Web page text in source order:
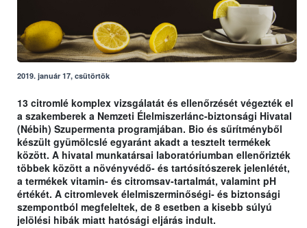
2019. január 17, csütörtök
13 citromlé komplex vizsgálatát és ellenőrzését végezték el
a szakemberek a Nemzeti Élelmiszerlánc-biztonsági Hivatal
(Nébih) Szupermenta programjában. Bio és sűrítményből
készült gyümölcslé egyaránt akadt a tesztelt termékek
között. A hivatal munkatársai laboratóriumban ellenőrizték
többek között a növényvédő- és tartósítószerek jelenlétét,
a termékek vitamin- és citromsav-tartalmát, valamint pH
értékét. A citromlevek élelmiszerminőségi- és biztonsági
szempontból megfeleltek, de 8 esetben a kisebb súlyú
jelölési hibák miatt hatósági eljárás indult.